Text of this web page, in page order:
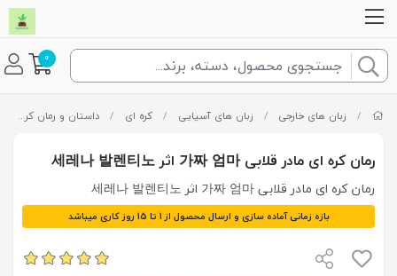
0
/ زبان های خارجی / زبان های آسیایی / کره ای / داستان و رمان کره ای
رمان کره ای مادر قلابی 가짜 엄마 اثر 세레나 발렌티노
رمان کره ای مادر قلابی 가짜 엄마 اثر 세레나 발렌티노
بازه زمانی آماده سازی و ارسال محصول از 1 تا 15 روز کاری میباشد